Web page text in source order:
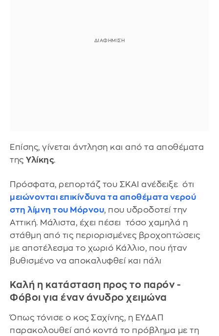
Επίσης, γίνεται άντληση και από τα αποθέματα
της Υλίκης.
Πρόσφατα, ρεπορτάζ του ΣΚΑΙ ανέδειξε ότι
μειώνονται επικίνδυνα τα αποθέματα νερού
στη λίμνη του Μόρνου, που υδροδοτεί την
Αττική. Μάλιστα, έχει πέσει τόσο χαμηλά η
στάθμη από τις περιορισμένες βροχοπτώσεις
με αποτέλεσμα το χωριό Κάλλιο, που ήταν
βυθισμένο να αποκαλυφθεί και πάλι
Καλή η κατάσταση προς το παρόν -
Φόβοι για έναν άνυδρο χειμώνα
Όπως τόνισε ο κος Σαχίνης, η ΕΥΔΑΠ
παρακολουθεί από κοντά το πρόβλημα με τη